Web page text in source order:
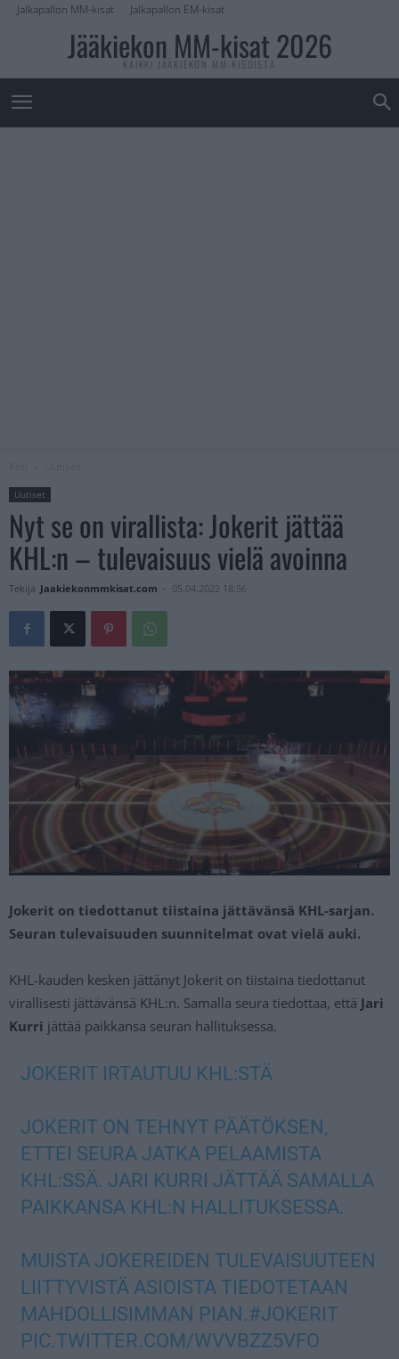
Jalkapallon MM-kisat Jalkapallon EM-kisat
Jääkiekon MM-kisat 2026
KAIKKI JÄÄKIEKON MM-KISOISTA
Uutiset
Nyt se on virallista: Jokerit jättää
KHL:n – tulevaisuus vielä avoinna
Tekijä Jaakiekonmmkisat.com - 05.04.2022 18:56
Jokerit on tiedottanut tiistaina jättävänsä KHL-sarjan.
Seuran tulevaisuuden suunnitelmat ovat vielä auki.
KHL-kauden kesken jättänyt Jokerit on tiistaina tiedottanut
virallisesti jättävänsä KHL:n. Samalla seura tiedottaa, että Jari
Kurri jättää paikkansa seuran hallituksessa.
JOKERIT IRTAUTUU KHL:STÄ
JOKERIT ON TEHNYT PÄÄTÖKSEN,
ETTEI SEURA JATKA PELAAMISTA
KHL:SSÄ. JARI KURRI JÄTTÄÄ SAMALLA
PAIKKANSA KHL:N HALLITUKSESSA.
MUISTA JOKEREIDEN TULEVAISUUTEEN
LIITTYVISTÄ ASIOISTA TIEDOTETAAN
MAHDOLLISIMMAN PIAN.#JOKERIT
PIC.TWITTER.COM/WVVBZZ5VFO